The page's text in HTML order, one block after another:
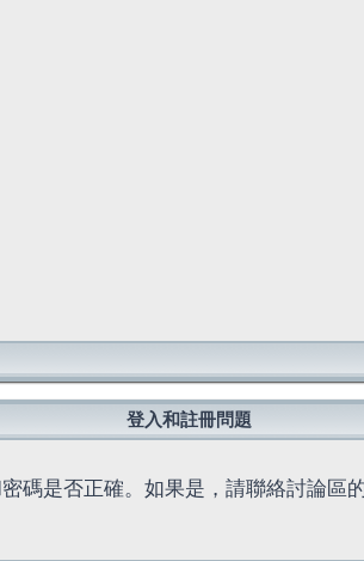
登入和註冊問題
碼是否正確。如果是，請聯絡討論